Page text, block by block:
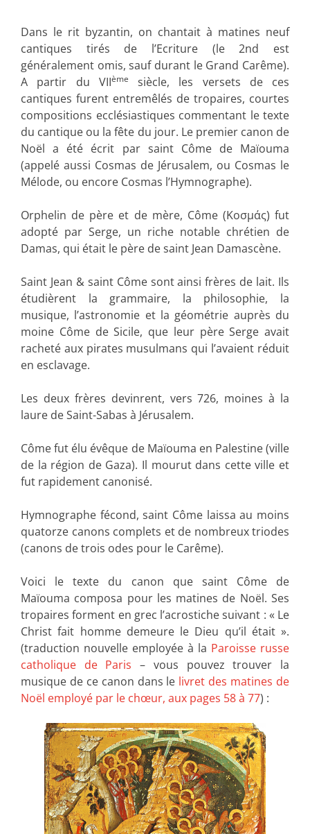
Dans le rit byzantin, on chantait à matines neuf
cantiques tirés de l’Ecriture (le 2nd est
généralement omis, sauf durant le Grand Carême).
A partir du VIIème
siècle, les versets de ces
cantiques furent entremêlés de tropaires, courtes
compositions ecclésiastiques commentant le texte
du cantique ou la fête du jour. Le premier canon de
Noël a été écrit par saint Côme de Maïouma
(appelé aussi Cosmas de Jérusalem, ou Cosmas le
Mélode, ou encore Cosmas l’Hymnographe).
Orphelin de père et de mère, Côme (Κοσμάς) fut
adopté par Serge, un riche notable chrétien de
Damas, qui était le père de saint Jean Damascène.
Saint Jean & saint Côme sont ainsi frères de lait. Ils
étudièrent la grammaire, la philosophie, la
musique, l’astronomie et la géométrie auprès du
moine Côme de Sicile, que leur père Serge avait
racheté aux pirates musulmans qui l’avaient réduit
en esclavage.
Les deux frères devinrent, vers 726, moines à la
laure de Saint-Sabas à Jérusalem.
Côme fut élu évêque de Maïouma en Palestine (ville
de la région de Gaza). Il mourut dans cette ville et
fut rapidement canonisé.
Hymnographe fécond, saint Côme laissa au moins
quatorze canons complets et de nombreux triodes
(canons de trois odes pour le Carême).
Voici le texte du canon que saint Côme de
Maïouma composa pour les matines de Noël. Ses
tropaires forment en grec l’acrostiche suivant : « Le
Christ fait homme demeure le Dieu qu’il était ».
(traduction nouvelle employée à la Paroisse russe
catholique de Paris – vous pouvez trouver la
musique de ce canon dans le livret des matines de
Noël employé par le chœur, aux pages 58 à 77) :